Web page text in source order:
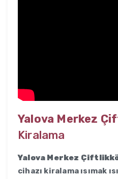
Yalova Merkez
Kiralama
Yalova Merkez
cihazı kiralama ısımak